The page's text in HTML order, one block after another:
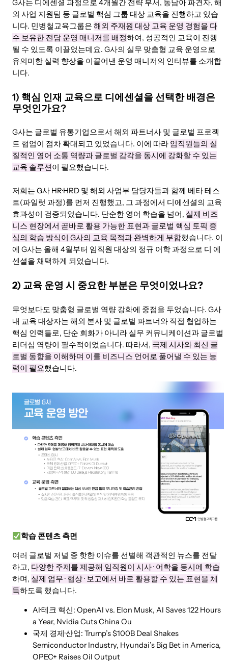
G사는 디에센셜 과정으로 4개월간 전략 부서, 동남아 파견자, 해
외 사업 지원팀 등 글로벌 핵심 그룹 대상 교육을 진행하고 있습
니다. 민병철교육그룹은 해외 주재원 대상 교육 운영 경험을 다
수 보유한 전담 운영 매니저를 배정하여, 성공적인 교육이 진행
될 수 있도록 이끌었는데요. G사의 실무 맞춤형 교육 운영으로
유의미한 실력 향상을 이끌어낸 운영 매니저의 인터뷰를 소개합
니다.
1) 핵심 인재 교육으로 디에센셜을 선택한 배경은
무엇인가요?
G사는 글로벌 유통기업으로서 해외 파트너사 및 글로벌 프로젝
트 협업이 점차 확대되고 있었습니다. 이에 따라 임직원들의 실
질적인 영어 소통 역량과 글로벌 감각을 동시에 강화할 수 있는
교육 솔루션이 필요했습니다.
저희는 G사 HR·HRD 및 해외 사업부 담당자들과 함께 베타 테스
트(파일럿 과정)를 먼저 진행했고, 그 과정에서 디에센셜의 교육
효과성이 검증되었습니다. 단순한 영어 학습을 넘어, 실제 비즈
니스 현장에서 곧바로 활용 가능한 표현과 글로벌 핵심 토픽 중
심의 학습 방식이 G사의 교육 목적과 완벽하게 부합했습니다. 이
에 G사는 올해 4월부터 임직원 대상의 정규 어학 과정으로 디 에
센셜을 채택하게 되었습니다.
2) 교육 운영 시 중요한 부분은 무엇이었나요?
무엇보다도 맞춤형 글로벌 역량 강화에 중점을 두었습니다. G사
내 교육 대상자는 해외 본사 및 글로벌 파트너와 직접 협업하는
핵심 인력들로, 단순 회화가 아니라 실무 커뮤니케이션과 글로벌
리더십 역량이 필수적이었습니다. 따라서, 국제 시사와 최신 글
로벌 동향을 이해하며 이를 비즈니스 언어로 풀어낼 수 있는 능
력이 필요했습니다.
학습 콘텐츠 측면
여러 글로벌 저널 중 핫한 이슈를 선별해 객관적인 뉴스를 전달
하고, 다양한 주제를 제공해 임직원이 시사 · 어학을 동시에 학습
하며, 실제 업무 · 협상 · 보고에서 바로 활용할 수 있는 표현을 체
득하도록 했습니다.
AI·테크 혁신: OpenAI vs. Elon Musk, AI Saves 122 Hours
a Year, Nvidia Cuts China Ou
국제 경제·산업: Trump’s $100B Deal Shakes
Semiconductor Industry, Hyundai’s Big Bet in America,
OPEC+ Raises Oil Output